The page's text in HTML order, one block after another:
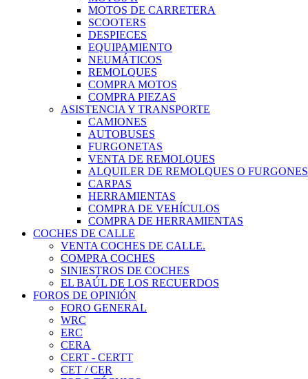
MOTOS DE CARRETERA
SCOOTERS
DESPIECES
EQUIPAMIENTO
NEUMÁTICOS
REMOLQUES
COMPRA MOTOS
COMPRA PIEZAS
ASISTENCIA Y TRANSPORTE
CAMIONES
AUTOBUSES
FURGONETAS
VENTA DE REMOLQUES
ALQUILER DE REMOLQUES O FURGONES
CARPAS
HERRAMIENTAS
COMPRA DE VEHÍCULOS
COMPRA DE HERRAMIENTAS
COCHES DE CALLE
VENTA COCHES DE CALLE.
COMPRA COCHES
SINIESTROS DE COCHES
EL BAÚL DE LOS RECUERDOS
FOROS DE OPINIÓN
FORO GENERAL
WRC
ERC
CERA
CERT - CERTT
CET / CER